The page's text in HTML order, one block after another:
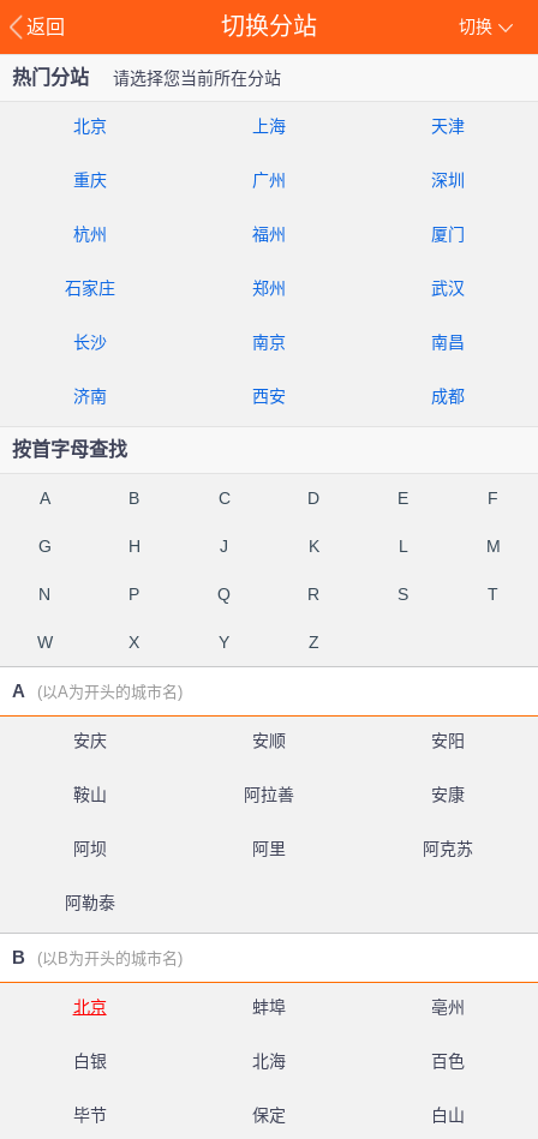
返回 切换
切换分站
热门分站 请选择您当前所在分站
北京 上海 天津
重庆 广州 深圳
杭州 福州 厦门
石家庄 郑州 武汉
长沙 南京 南昌
济南 西安 成都
按首字母查找
A B C D E F
G H J K L M
N P Q R S T
W X Y Z
A (以A为开头的城市名)
安庆 安顺 安阳
鞍山 阿拉善 安康
阿坝 阿里 阿克苏
阿勒泰
B (以B为开头的城市名)
北京 蚌埠 亳州
白银 北海 百色
毕节 保定 白山